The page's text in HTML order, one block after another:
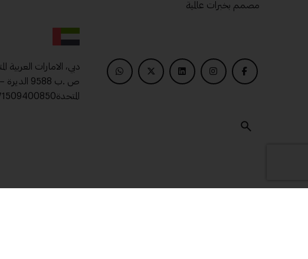
مصمم بخبرات عالمية
دبي، الامارات العربية
ص .ب 9588
المتحدة00971509400850